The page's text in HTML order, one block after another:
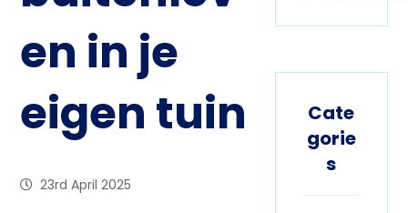
en in je
eigen tuin
23rd April 2025
Cate
gorie
s